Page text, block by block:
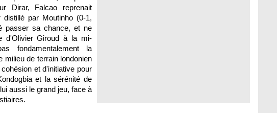
Dirar, Falcao reprenait
par Moutinho (0-1,
passer sa chance, et ne
d'Olivier Giroud à la mi-
fondamentalement la
milieu de terrain londonien
et d'initiative pour
et la sérénité de
aussi le grand jeu, face à